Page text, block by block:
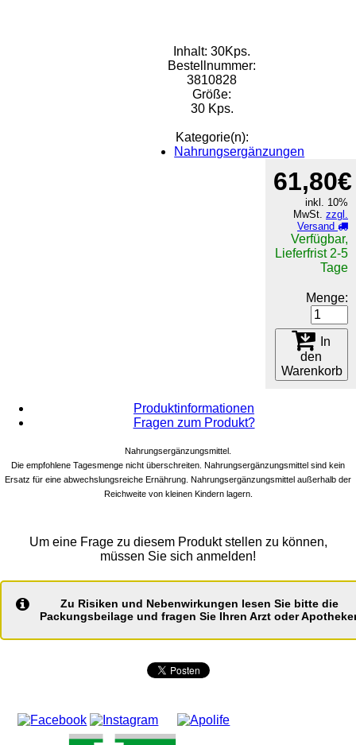
Inhalt: 30Kps.
Bestellnummer:
3810828
Größe:
30 Kps.
Kategorie(n):
Nahrungsergänzungen
61,80€
inkl. 10%
MwSt. zzgl.
Versand
Verfügbar,
Lieferfrist 2-5
Tage
Menge:
In
den
Warenkorb
Produktinformationen
Fragen zum Produkt?
Nahrungsergänzungsmittel.
Die empfohlene Tagesmenge nicht überschreiten. Nahrungsergänzungsmittel sind kein
Ersatz für eine abwechslungsreiche Ernährung. Nahrungsergänzungsmittel außerhalb der
Reichweite von kleinen Kindern lagern.
Um eine Frage zu diesem Produkt stellen zu können,
müssen Sie sich anmelden!
Zu Risiken und Nebenwirkungen lesen Sie bitte die
Packungsbeilage und fragen Sie Ihren Arzt oder